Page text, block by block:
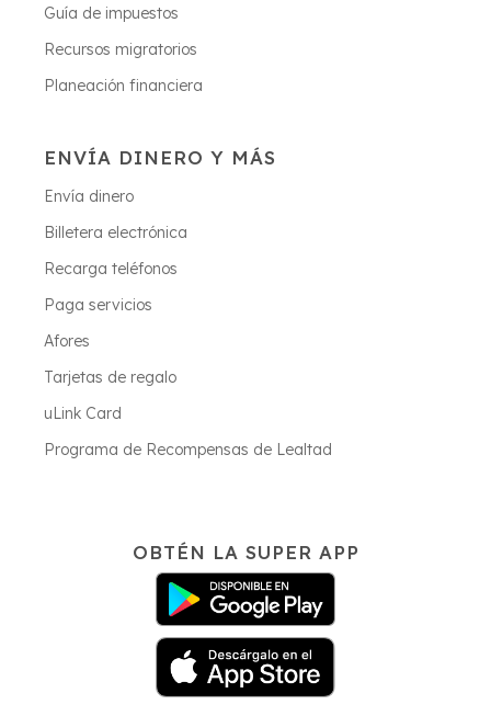
Guía de impuestos
Recursos migratorios
Planeación financiera
ENVÍA DINERO Y MÁS
Envía dinero
Billetera electrónica
Recarga teléfonos
Paga servicios
Afores
Tarjetas de regalo
uLink Card
Programa de Recompensas de Lealtad
OBTÉN LA SUPER APP